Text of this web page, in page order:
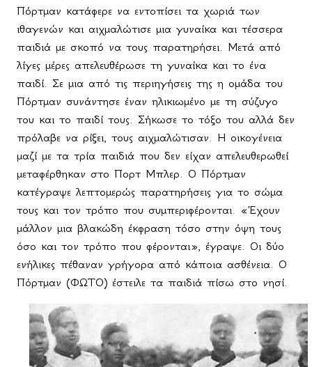
Πόρτμαν κατάφερε να εντοπίσει τα χωριά των
ιθαγενών και αιχμαλώτισε μια γυναίκα και τέσσερα
παιδιά με σκοπό να τους παρατηρήσει. Μετά από
λίγες μέρες απελευθέρωσε τη γυναίκα και το ένα
παιδί. Σε μια από τις περιηγήσεις της η ομάδα του
Πόρτμαν συνάντησε έναν ηλικιωμένο με τη σύζυγο
του και το παιδί τους. Σήκωσε το τόξο του αλλά δεν
πρόλαβε να ρίξει, τους αιχμαλώτισαν. Η οικογένεια
μαζί με τα τρία παιδιά που δεν είχαν απελευθερωθεί
μεταφέρθηκαν στο Πορτ Μπλερ. Ο Πόρτμαν
κατέγραψε λεπτομερώς παρατηρήσεις για το σώμα
τους και τον τρόπο που συμπεριφέρονται. «Έχουν
μάλλον μια βλακώδη έκφραση τόσο στην όψη τους
όσο και τον τρόπο που φέρονται», έγραψε. Οι δύο
ενήλικες πέθαναν γρήγορα από κάποια ασθένεια. Ο
Πόρτμαν (ΦΩΤΟ) έστειλε τα παιδιά πίσω στο νησί.